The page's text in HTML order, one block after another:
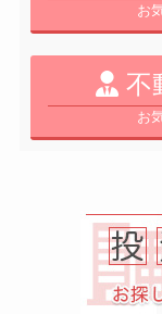
お
不
お